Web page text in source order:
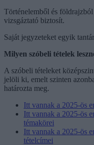
Történelemből és
vizsgáztató biztosít.
Saját jegyzeteket egyik
Milyen szóbeli tételek
A szóbeli tételeket
jelöli ki, emelt szinten
határozta meg.
Itt vannak a 2025-ös
Itt vannak a 2025-ös
témakörei
Itt vannak a 2025-ös
tételcímei